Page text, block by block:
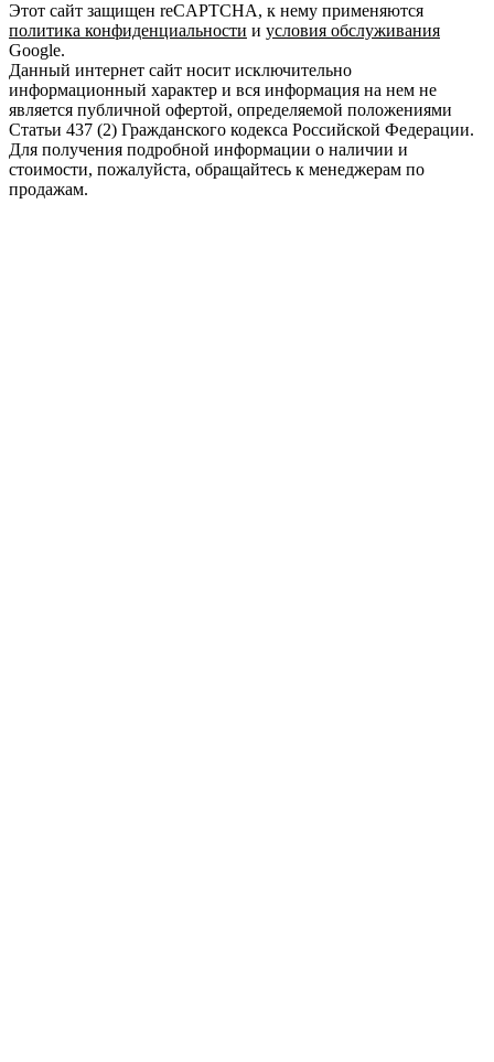
Этот сайт защищен reCAPTCHA, к нему применяются
политика конфиденциальности и условия обслуживания
Google.
Данный интернет сайт носит исключительно
информационный характер и вся информация на нем не
является публичной офертой, определяемой положениями
Статьи 437 (2) Гражданского кодекса Российской Федерации.
Для получения подробной информации о наличии и
стоимости, пожалуйста, обращайтесь к менеджерам по
продажам.